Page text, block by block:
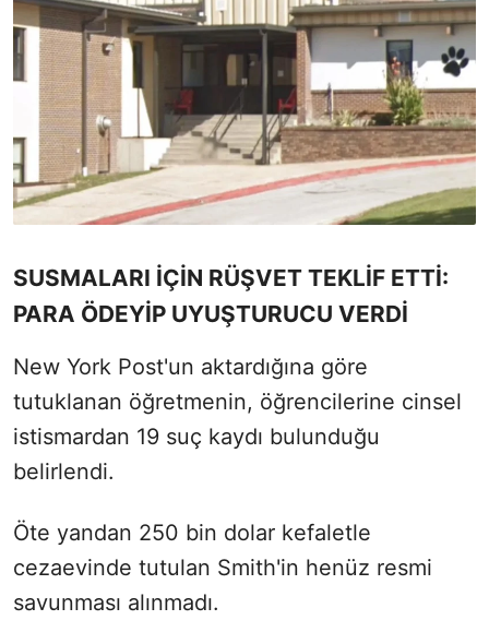
SUSMALARI İÇİN RÜŞVET TEKLİF ETTİ:
PARA ÖDEYİP UYUŞTURUCU VERDİ
New York Post'un aktardığına göre
tutuklanan öğretmenin, öğrencilerine cinsel
istismardan 19 suç kaydı bulunduğu
belirlendi.
Öte yandan 250 bin dolar kefaletle
cezaevinde tutulan Smith'in henüz resmi
savunması alınmadı.